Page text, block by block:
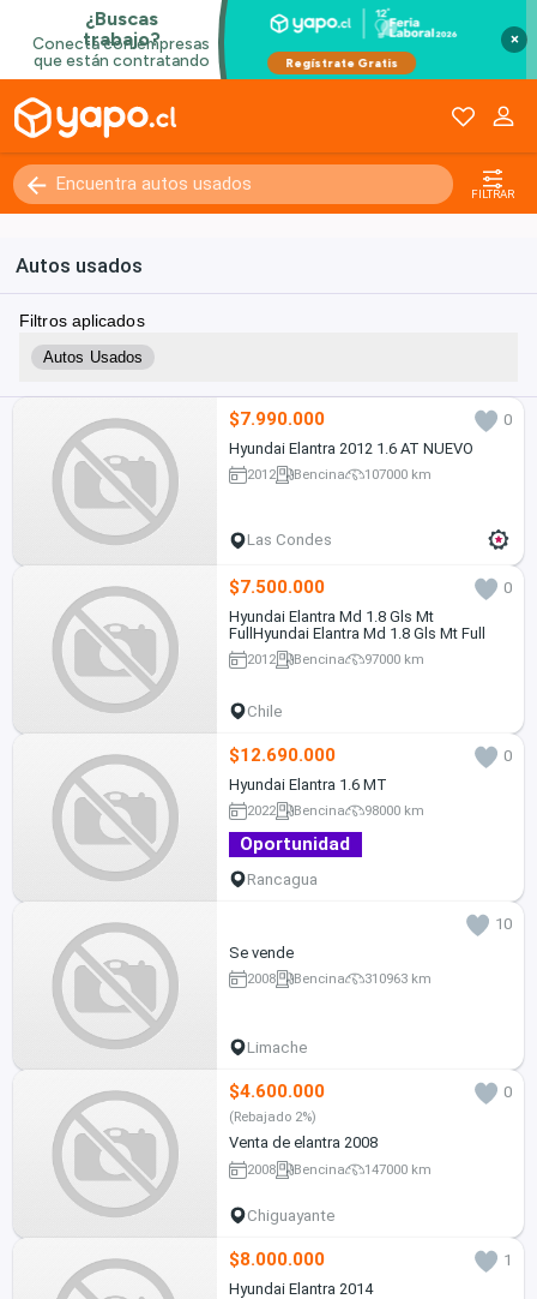
×
FILTRAR
Autos usados
Filtros aplicados
Autos Usados
$7.990.000
0
Hyundai Elantra 2012 1.6 AT NUEVO
2012 Bencina 107000 km
Las Condes
$7.500.000
0
Hyundai Elantra Md 1.8 Gls Mt
FullHyundai Elantra Md 1.8 Gls Mt Full
2012 Bencina 97000 km
Chile
$12.690.000
0
Hyundai Elantra 1.6 MT
2022 Bencina 98000 km
Oportunidad
Rancagua
10
Se vende
2008 Bencina 310963 km
Limache
$4.600.000 0
(Rebajado 2%)
Venta de elantra 2008
2008 Bencina 147000 km
Chiguayante
$8.000.000
1
Hyundai Elantra 2014